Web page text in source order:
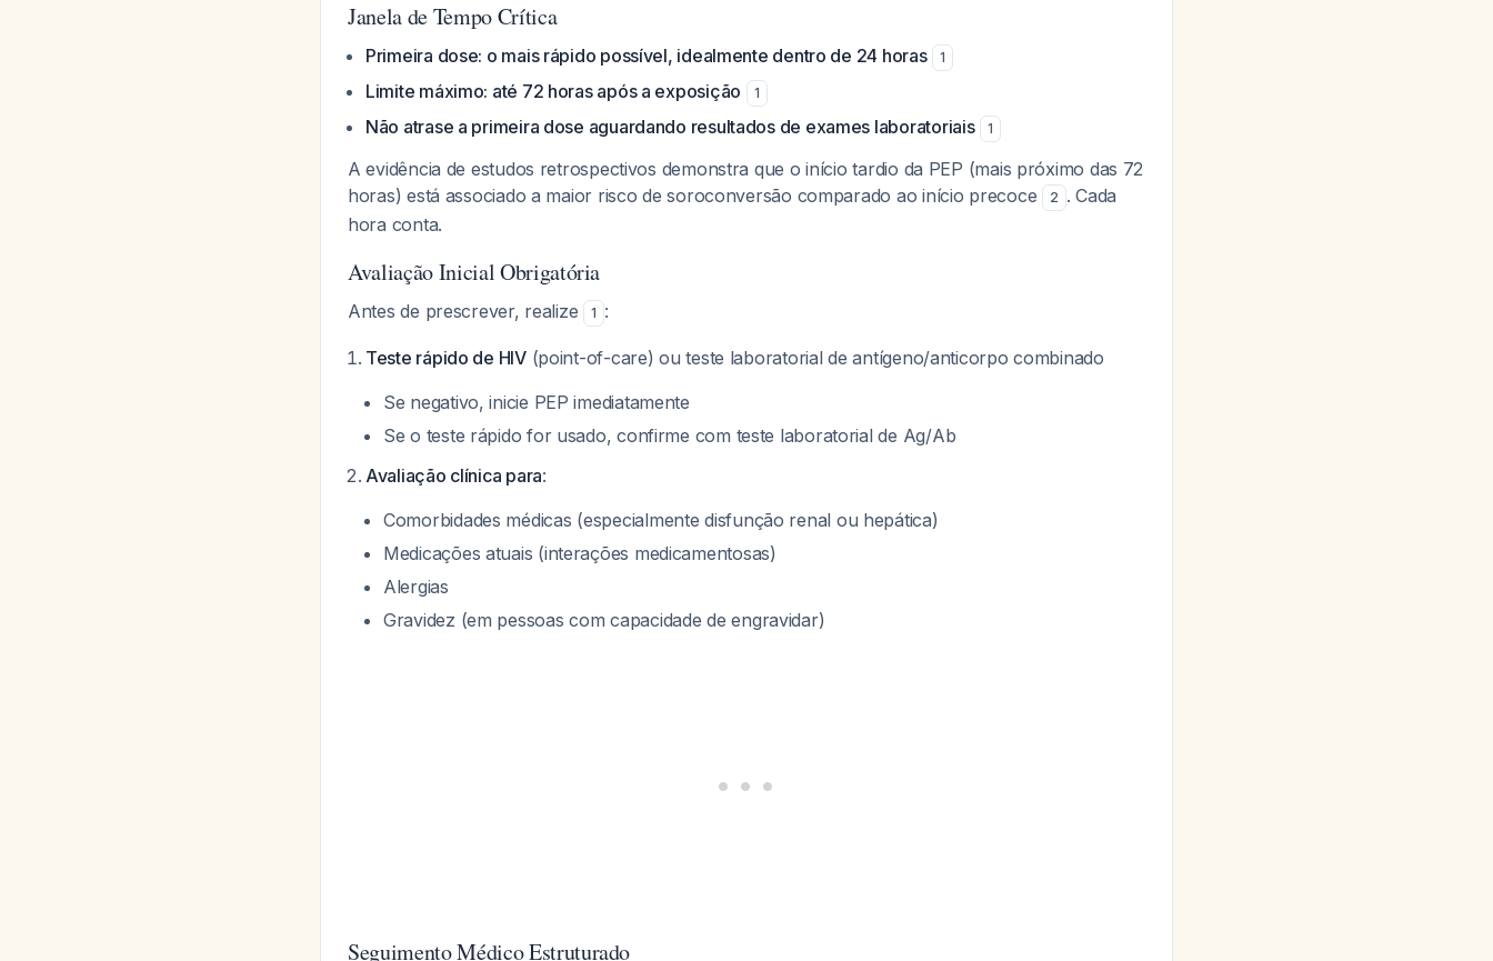
Janela de Tempo Crítica
Primeira dose: o mais rápido possível, idealmente dentro de 24 horas 1
Limite máximo: até 72 horas após a exposição 1
Não atrase a primeira dose aguardando resultados de exames laboratoriais 1
A evidência de estudos retrospectivos demonstra que o início tardio da PEP (mais próximo das 72
horas) está associado a maior risco de soroconversão comparado ao início precoce
2 . Cada
hora conta.
Avaliação Inicial Obrigatória
Antes de prescrever, realize 1 :
Teste rápido de HIV(point-of-care) ou teste laboratorial de antígeno/anticorpo combinado
Se negativo, inicie PEP imediatamente
Se o teste rápido for usado, confirme com teste laboratorial de Ag/Ab
Avaliação clínica para:
Comorbidades médicas (especialmente disfunção renal ou hepática)
Medicações atuais (interações medicamentosas)
Alergias
Gravidez (em pessoas com capacidade de engravidar)
Seguimento Médico Estruturado